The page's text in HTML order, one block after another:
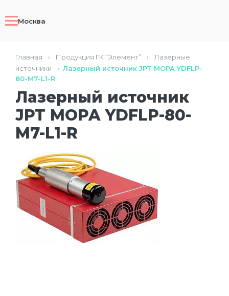
Москва
Главная › Продукция ГК “Элемент” ›
Лазерные
источники
› Лазерный источник JPT MOPA YDFLP-
80-M7-L1-R
Лазерный источник
JPT MOPA YDFLP-80-
M7-L1-R